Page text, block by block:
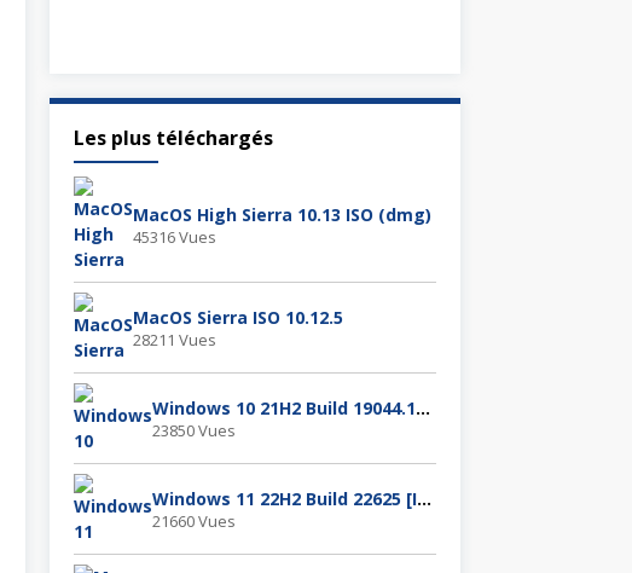
Les plus téléchargés
MacOS High Sierra 10.13 ISO (dmg)
45316 Vues
MacOS Sierra ISO 10.12.5
28211 Vues
Windows 10 21H2 Build 19044.1288
23850 Vues
Windows 11 22H2 Build 22625 [ISO]
21660 Vues